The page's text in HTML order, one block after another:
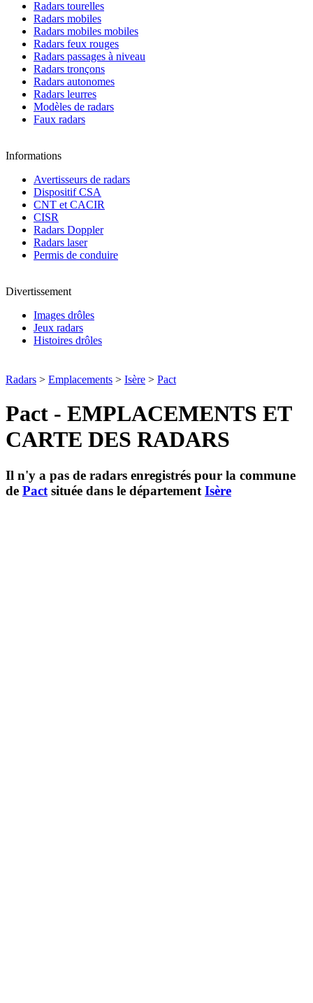
Radars tourelles
Radars mobiles
Radars mobiles mobiles
Radars feux rouges
Radars passages à niveau
Radars tronçons
Radars autonomes
Radars leurres
Modèles de radars
Faux radars
Informations
Avertisseurs de radars
Dispositif CSA
CNT et CACIR
CISR
Radars Doppler
Radars laser
Permis de conduire
Divertissement
Images drôles
Jeux radars
Histoires drôles
Radars > Emplacements > Isère > Pact
Pact - EMPLACEMENTS ET
CARTE DES RADARS
Il n'y a pas de radars enregistrés pour la commune
de Pact située dans le département Isère